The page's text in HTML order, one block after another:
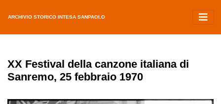
ARCHIVIO STORICO INTESA SANPAOLO
XX Festival della canzone italiana di
Sanremo, 25 febbraio 1970